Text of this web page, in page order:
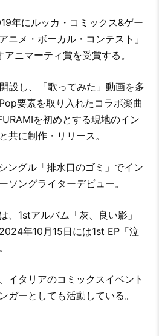
年にルッカ・コミックス&ゲー
ニメ・ボーカル・コンテスト」
ニマーティ賞を受賞する。
設し、「歌ってみた」動画を多
要素を取り入れたコラボ楽曲
を初めとする現地のイン
共に制作・リリース。
ングル「排水口のゴミ」でイン
ソングライターデビュー。
、1stアルバム「灰、良い影」
年10月15日には1st EP「泣
イタリアのコミックスイベント
ガーとしても活動している。